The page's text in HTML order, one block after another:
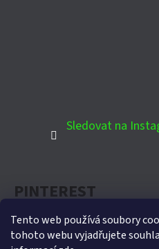
Tento web používá soubory
tohoto webu vyjadřujete
Sledovat na
PINTEREST